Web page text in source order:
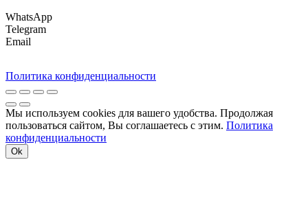
WhatsApp
Telegram
Email
Политика конфиденциальности
Мы используем cookies для вашего удобства. Продолжая
пользоваться сайтом, Вы соглашаетесь с этим. Политика
конфиденциальности
Ok